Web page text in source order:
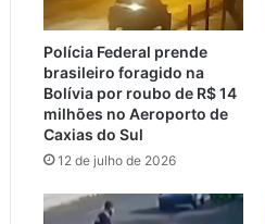
Polícia Federal prende
brasileiro foragido na
Bolívia por roubo de R$ 14
milhões no Aeroporto de
Caxias do Sul
12 de julho de 2026